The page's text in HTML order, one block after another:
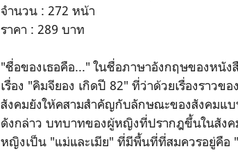
จำนวน : 272 หน้า
ราคา : 289 บาท
"ชื่อของเธอคือ..." ในชื่อภาษาอังกฤษของหนั
เรื่อง "คิมจียอง เกิดปี 82" ที่ว่าด้วยเรื่องราว
สังคมยังให้คสามสำคัญกับลักษณะของสังคมแ
ดังกล่าว บทบาทของผู้หญิงที่ปรากฎขึ้นในสัง
หญิงเป็น "แม่และเมีย" ที่มีพื้นที่ที่สมควรอยู่คือ